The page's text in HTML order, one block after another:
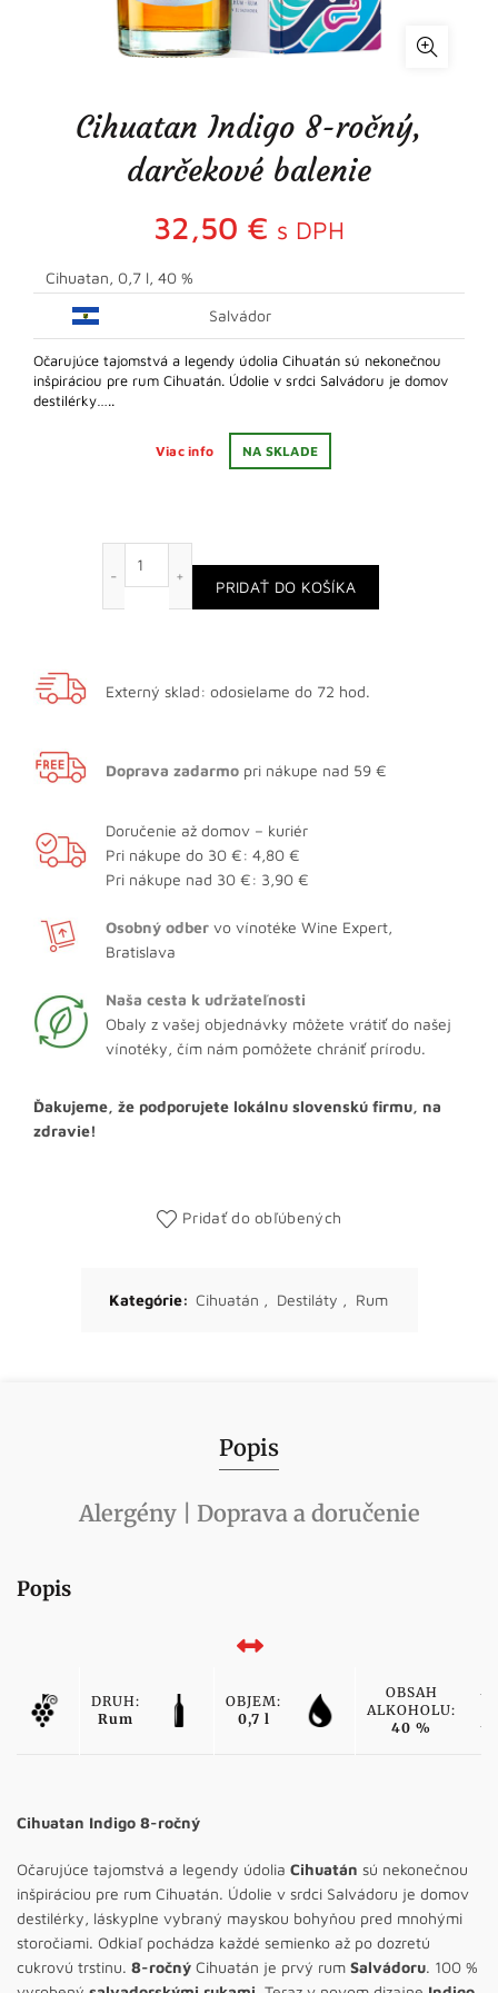
Cihuatan Indigo 8-ročný,
darčekové balenie
32,50 € s DPH
Cihuatan, 0,7 l, 40 %
Salvádor
Očarujúce tajomstvá a legendy údolia Cihuatán sú nekonečnou
inšpiráciou pre rum Cihuatán. Údolie v srdci Salvádoru je domov
destilérky…..
Viac info NA SKLADE
PRIDAŤ DO KOŠÍKA
Externý sklad: odosielame do 72 hod.
Doprava zadarmo pri nákupe nad 59 €
Doručenie až domov – kuriér
Pri nákupe do 30 €: 4,80 €
Pri nákupe nad 30 €: 3,90 €
Osobný odber vo vínotéke Wine Expert,
Bratislava
Naša cesta k udržateľnosti
Obaly z vašej objednávky môžete vrátiť do našej
vínotéky, čím nám pomôžete chrániť prírodu.
Ďakujeme, že podporujete lokálnu slovenskú firmu, na
zdravie!
Pridať do obľúbených
Kategórie: Cihuatán , Destiláty , Rum
Popis
Alergény | Doprava a doručenie
Popis
DRUH:
Rum
OBJEM:
0,7 l
OBSAH
ALKOHOLU:
40 %
Cihuatan Indigo 8-ročný
Očarujúce tajomstvá a legendy údolia Cihuatán sú nekonečnou
inšpiráciou pre rum Cihuatán. Údolie v srdci Salvádoru je domov
destilérky, láskyplne vybraný mayskou bohyňou pred mnohými
storočiami. Odkiaľ pochádza každé semienko až po dozretú
cukrovú trstinu. 8-ročný Cihuatán je prvý rum Salvádoru. 100 %